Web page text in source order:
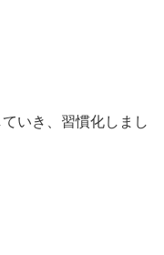
いき、習慣化しまし